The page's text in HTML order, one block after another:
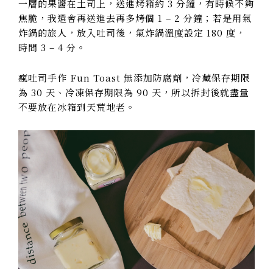
一層的果醬在土司上，送進烤箱約 3 分鐘，有時候不夠
焦脆，我還會再送進去再多烤個 1 – 2 分鐘；若是用氣
炸鍋的旅人，放入吐司後，氣炸鍋溫度設定 180 度，
時間 3 – 4 分。
瘋吐司手作 Fun Toast 無添加防腐劑，冷藏保存期限
為 30 天、冷凍保存期限為 90 天，所以拆封後就盡量
不要放在冰箱到天荒地老。